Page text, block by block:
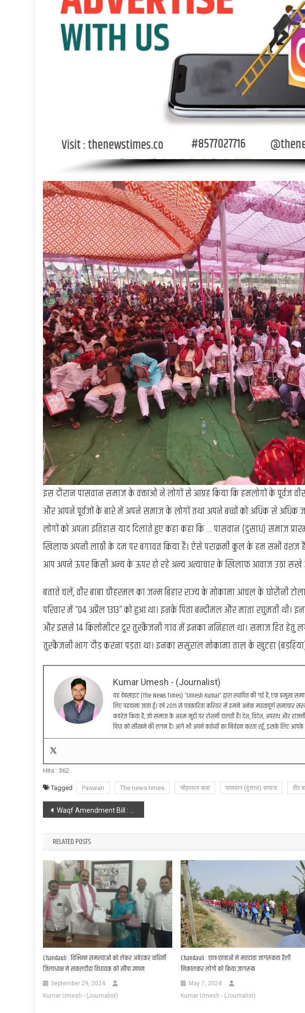
इस दौरान पासवान समाज के वक्ताओं ने लोगों से आग्रह किया कि हमलोगों के पूर्वज
और आपने पूर्वजों के बारे में अपने समाज के लोगों तथा अपने बच्चों को अधिक से अधिक
लोगों को अपना इतिहास याद दिलाते हुए कहा कहा कि … पासवान (दुसाध) समाज
खिलाफ अपनी लाठी के दम पर बगावत किया है। ऐसे पराक्रमी कुल के हम सभी वंशज
आप अपने ऊपर किसी अन्य के ऊपर हो रहे अन्य अत्याचार के खिलाफ आवाज उठा
बताते चलें, वीर बाबा चौहरमल का जन्म बिहार राज्य के मोकामा आंचल के घोरौनी
परिवार में “04 अप्रैल 1313” को हुआ था। इनके पिता बन्दीमल और माता रघुमती थी।
औऱ इससे 14 किलोमीटर दूर तुरकैजनी गांव में इनका ननिहाल था। समाज हित हेतु
तुरकैजनी भाग दौड़ करना पड़ता था। इनका ससुराल मोकामा ताल के खुटहा
Kumar Umesh - (Journalist)
यह वेबसाइट (The News Times) “Umesh Kumar” द्वारा स्थापित की गई है, एक प्रमुख
लिए पहचाना जाता हूँ। वर्ष 2011 से पत्रकारिता करियर में हमने अनेक महत्वपूर्ण समाचार
कवरेज किया है, जो समाज के अहम मुद्दों पर रोशनी डालती हैं। देश, विदेश, अपराध और
विधा को सीखने की लगन है। आगे भी अपने कर्तव्यों का निर्वहन करता रहूँ, इसके लिए
Hits : 362
Tagged Paswan The news times चौहरमल बाबा पासवान (दुसाध) समाज वीर
Post
navigation
Waqf Amendment Bill : वक्फ संशोधन विधेयक पर बिहार में राजनीति गरमाई, नीतीश कुमार लगा पोस्टर
RELATED POSTS
Chandauli : विभिन्न समस्याओं को लेकर अंबेडकर वाहिनी
जिलाध्यक्ष ने सकलडीहा विधायक को सौंपा ज्ञापन
September 29, 2024
Kumar Umesh - (Journalist)
Chandauli : छात्र-छात्राओं ने मतदाता जागरूकता रैली
निकालकर लोगों को किया जागरूक
May 7, 2024
Kumar Umesh - (Journalist)